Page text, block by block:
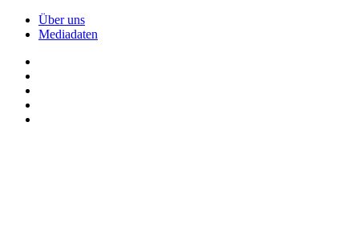
Über uns
Mediadaten